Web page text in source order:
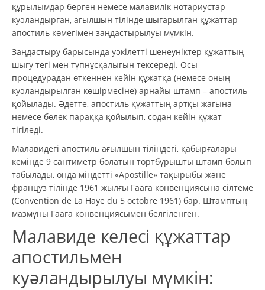
құрылымдар берген немесе малавилік нотариустар
куәландырған, ағылшын тілінде шығарылған құжаттар
апостиль көмегімен заңдастырылуы мүмкін.
Заңдастыру барысында уәкілетті шенеуніктер құжаттың
шығу тегі мен түпнұсқалығын тексереді. Осы
процедурадан өткеннен кейін құжатқа (немесе оның
куәландырылған көшірмесіне) арнайы штамп – апостиль
қойылады. Әдетте, апостиль құжаттың артқы жағына
немесе бөлек параққа қойылып, содан кейін құжат
тігіледі.
Малавидегі апостиль ағылшын тіліндегі, қабырғалары
кемінде 9 сантиметр болатын төртбұрышты штамп болып
табылады, онда міндетті «Apostille» тақырыбы және
француз тілінде 1961 жылғы Гаага конвенциясына сілтеме
(Convention de La Haye du 5 octobre 1961) бар. Штамптың
мазмұны Гаага конвенциясымен белгіленген.
Малавиде келесі құжаттар
апостильмен
куәландырылуы мүмкін: